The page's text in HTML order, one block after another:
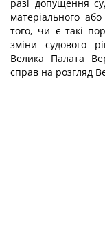
разі допущення
матеріального
того, чи є такі
зміни судового
Велика Палата
справ на розгляд